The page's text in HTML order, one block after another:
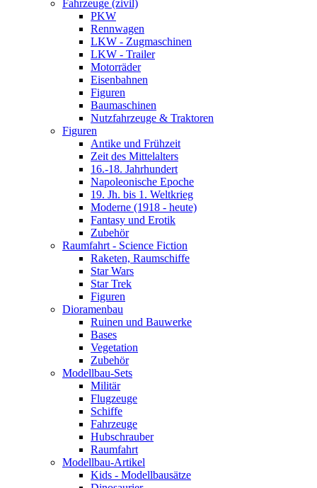
Fahrzeuge (zivil)
PKW
Rennwagen
LKW - Zugmaschinen
LKW - Trailer
Motorräder
Eisenbahnen
Figuren
Baumaschinen
Nutzfahrzeuge & Traktoren
Figuren
Antike und Frühzeit
Zeit des Mittelalters
16.-18. Jahrhundert
Napoleonische Epoche
19. Jh. bis 1. Weltkrieg
Moderne (1918 - heute)
Fantasy und Erotik
Zubehör
Raumfahrt - Science Fiction
Raketen, Raumschiffe
Star Wars
Star Trek
Figuren
Dioramenbau
Ruinen und Bauwerke
Bases
Vegetation
Zubehör
Modellbau-Sets
Militär
Flugzeuge
Schiffe
Fahrzeuge
Hubschrauber
Raumfahrt
Modellbau-Artikel
Kids - Modellbausätze